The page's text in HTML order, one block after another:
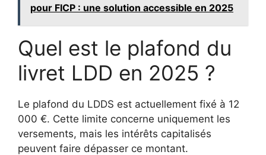
pour FICP : une solution accessible en 2025
Quel est le plafond du
livret LDD en 2025 ?
Le plafond du LDDS est actuellement fixé à 12
000 €. Cette limite concerne uniquement les
versements, mais les intérêts capitalisés
peuvent faire dépasser ce montant.